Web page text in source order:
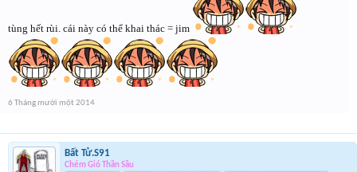
tùng hết rùi. cái này có thể khai thác = jim
6 Tháng mười một 2014
Bất Tử.S91
Chém Gió Thần Sầu